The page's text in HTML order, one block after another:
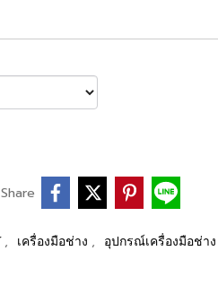
Share
, เครื่องมือช่าง , อุปกรณ์เครื่องมือช่าง